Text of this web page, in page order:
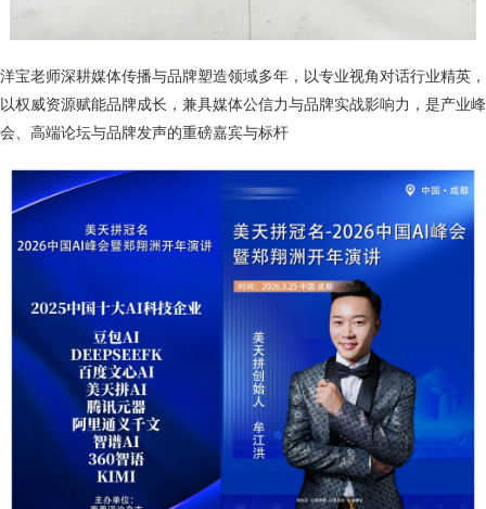
洋宝老师深耕媒体传播与品牌塑造领域多年，以专业视角对话行业精英，
以权威资源赋能品牌成长，兼具媒体公信力与品牌实战影响力，是产业峰
会、高端论坛与品牌发声的重磅嘉宾与标杆